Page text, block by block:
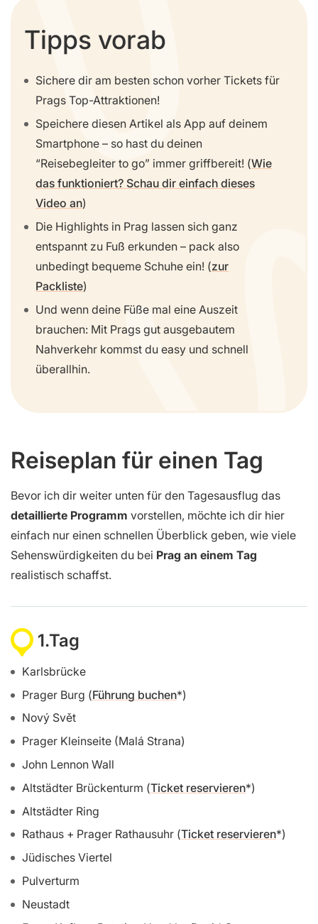
Tipps vorab
Sichere dir am besten schon vorher Tickets für
Prags Top-Attraktionen!
Speichere diesen Artikel als App auf deinem
Smartphone – so hast du deinen
“Reisebegleiter to go” immer griffbereit! (Wie
das funktioniert? Schau dir einfach dieses
Video an)
Die Highlights in Prag lassen sich ganz
entspannt zu Fuß erkunden – pack also
unbedingt bequeme Schuhe ein! (zur
Packliste)
Und wenn deine Füße mal eine Auszeit
brauchen: Mit Prags gut ausgebautem
Nahverkehr kommst du easy und schnell
überallhin.
Reiseplan für einen Tag
Bevor ich dir weiter unten für den Tagesausflug das
detaillierte Programm vorstellen, möchte ich dir hier
einfach nur einen schnellen Überblick geben, wie viele
Sehenswürdigkeiten du bei Prag an einem Tag
realistisch schaffst.
1.Tag
Karlsbrücke
Prager Burg (Führung buchen )
Nový Svět
Prager Kleinseite (Malá Strana)
John Lennon Wall
Altstädter Brückenturm (Ticket reservieren )
Altstädter Ring
Rathaus + Prager Rathausuhr (Ticket reservieren )
Jüdisches Viertel
Pulverturm
Neustadt